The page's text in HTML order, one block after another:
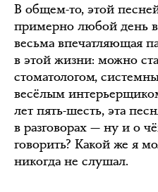
В общем-то, этой
примерно любой день в
весьма впечатляющая
в этой жизни: можно
стоматологом,
весёлым
лет пять-шесть, эта
в разговорах — ну и о
говорить? Какой же я
никогда не слушал.